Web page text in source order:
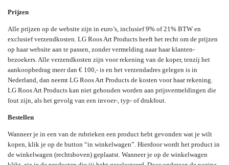
Prijzen
Alle prijzen op de website zijn in euro’s, inclusief 9% of 21% BTW en
exclusief verzendkosten. LG Roos Art Products heeft het recht om de prijzen
op haar website aan te passen, zonder vermelding naar haar klanten-
bezoekers. Alle verzendkosten zijn voor rekening van de koper, tenzij het
aankoopbedrag meer dan € 100,- is en het verzendadres gelegen is in
Nederland, dan neemt LG Roos Art Products de kosten voor haar rekening.
LG Roos Art Products kan niet gehouden worden aan prijsvermeldingen die
fout zijn, als het gevolg van een invoer-, typ- of drukfout.
Bestellen
Wanneer je in een van de rubrieken een product hebt gevonden wat je wilt
kopen, klik je op de button “in winkelwagen”. Hierdoor wordt het product in
de winkelwagen (rechtsboven) geplaatst. Wanneer je op de winkelwagen